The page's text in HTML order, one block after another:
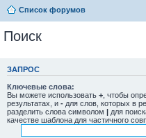
Список форумов
Поиск
ЗАПРОС
Ключевые слова:
Вы можете использовать + , чтобы
результатах, и - для слов, которых в
разделить слова символом | для
качестве шаблона для частичного